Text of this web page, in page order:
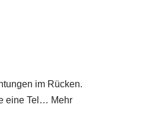
im Rücken.
eine Tel… Mehr